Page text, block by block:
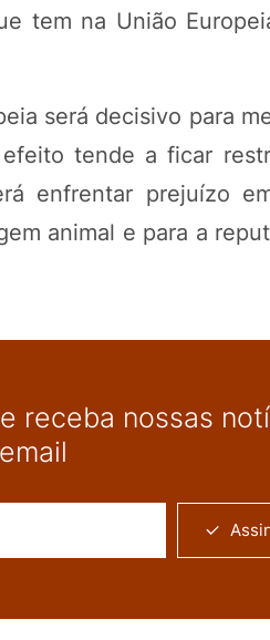
tem na União
será decisivo para
tende a ficar
enfrentar prejuízo
animal e para a
receba nossas